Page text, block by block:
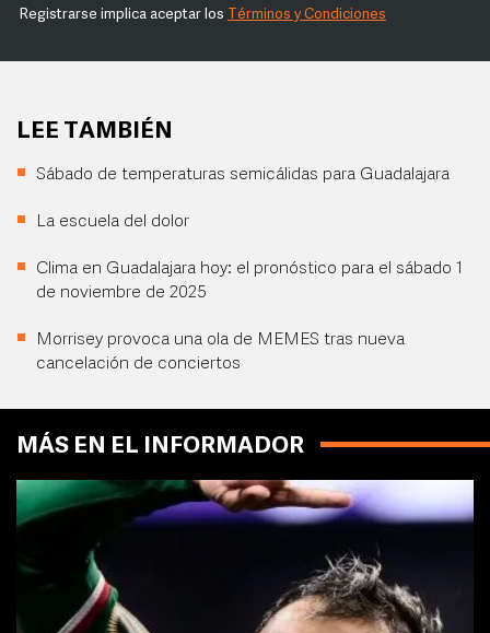
Registrarse implica aceptar los Términos y Condiciones
LEE TAMBIÉN
Sábado de temperaturas semicálidas para Guadalajara
La escuela del dolor
Clima en Guadalajara hoy: el pronóstico para el sábado 1
de noviembre de 2025
Morrisey provoca una ola de MEMES tras nueva
cancelación de conciertos
MÁS EN EL INFORMADOR